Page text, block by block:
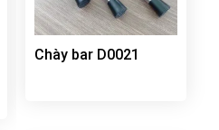
Chày bar D0021